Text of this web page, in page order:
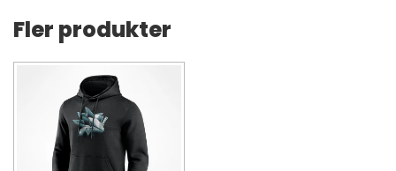
Fler produkter